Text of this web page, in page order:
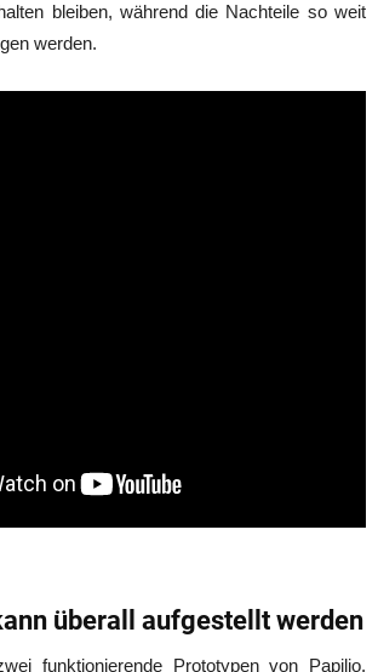
bleiben, während die Nachteile so weit
werden.
überall aufgestellt werden
funktionierende Prototypen von Papilio.